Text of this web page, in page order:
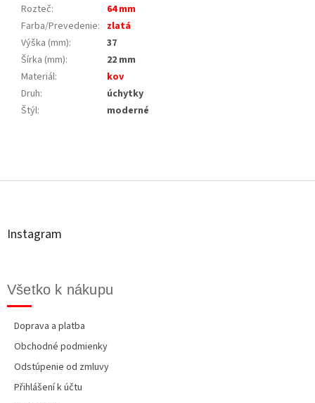
Rozteč:
64 mm
Farba/Prevedenie: zlatá
Výška (mm):
37
Šírka (mm):
22 mm
Materiál:
kov
Druh:
úchytky
Štýl: moderné
á
Instagram
Všetko k nákupu
Doprava a platba
Obchodné podmienky
Odstúpenie od zmluvy
Přihlášení k účtu